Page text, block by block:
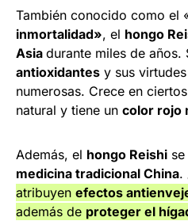
También conocido como el
inmortalidad», el hongo
Asia durante miles de años.
antioxidantes y sus
numerosas. Crece en
natural y tiene un color rojo
Además, el hongo Reishi
medicina tradicional China.
atribuyen efectos
además de proteger el